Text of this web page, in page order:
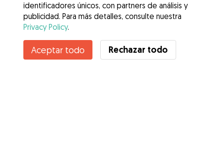
¿Conoces los Beneficios de Gudog? Ver más
identificadores únicos, con partners de análisis y
publicidad. Para más detalles, consulte nuestra
Privacy Policy.
Aceptar todo Rechazar todo